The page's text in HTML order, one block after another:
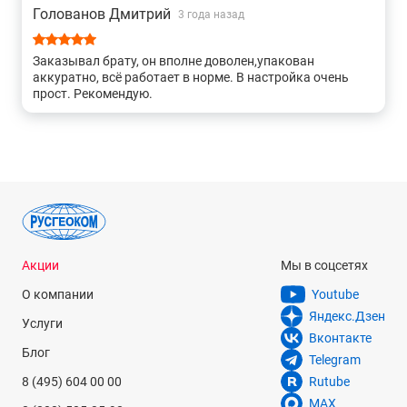
Голованов Дмитрий 3 года назад
Заказывал брату, он вполне доволен,упакован
аккуратно, всё работает в норме. В настройка очень
прост. Рекомендую.
Акции
О компании
Услуги
Блог
8 (495) 604 00 00
Мы в соцсетях
Youtube
Яндекс.Дзен
Вконтакте
Telegram
Rutube
MAX